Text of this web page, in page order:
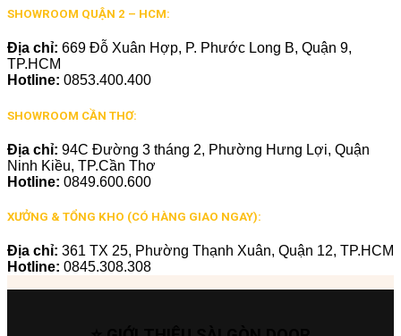
SHOWROOM QUẬN 2 – HCM:
Địa chỉ: 669 Đỗ Xuân Hợp, P. Phước Long B, Quận 9,
TP.HCM
Hotline: 0853.400.400
SHOWROOM CẦN THƠ:
Địa chỉ: 94C Đường 3 tháng 2, Phường Hưng Lợi, Quận
Ninh Kiều, TP.Cần Thơ
Hotline: 0849.600.600
XƯỞNG & TỔNG KHO (CÓ HÀNG GIAO NGAY):
Địa chỉ: 361 TX 25, Phường Thạnh Xuân, Quận 12, TP.HCM
Hotline: 0845.308.308